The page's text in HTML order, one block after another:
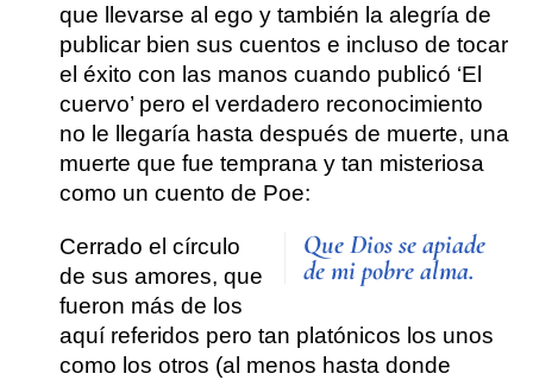
que llevarse al ego y también la alegría de
publicar bien sus cuentos e incluso de tocar
el éxito con las manos cuando publicó ‘El
cuervo’ pero el verdadero reconocimiento
no le llegaría hasta después de muerte, una
muerte que fue temprana y tan misteriosa
como un cuento de Poe:
Que Dios se apiade
de mi pobre alma.
Cerrado el círculo
de sus amores, que
fueron más de los
aquí referidos pero tan platónicos los unos
como los otros (al menos hasta donde